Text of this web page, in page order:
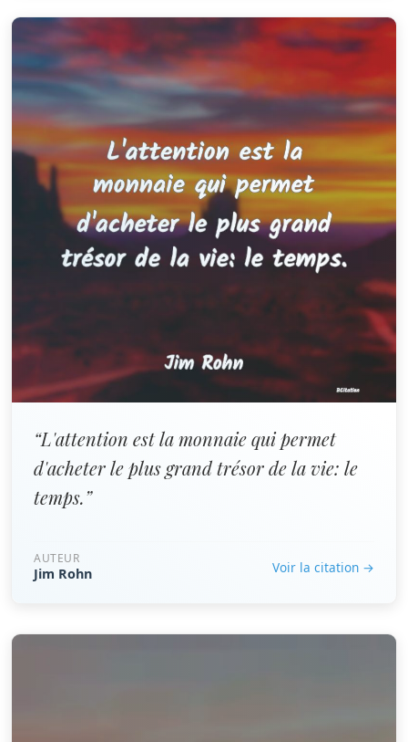
“L'attention est la monnaie qui permet
d'acheter le plus grand trésor de la vie: le
temps.”
AUTEUR
Jim Rohn Voir la citation →